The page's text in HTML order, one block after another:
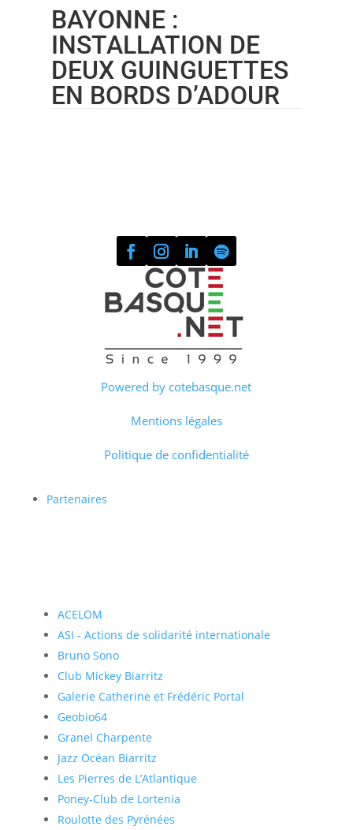
BAYONNE :
INSTALLATION DE
DEUX GUINGUETTES
EN BORDS D’ADOUR
Powered by cotebasque.net
Mentions légales
Politique de confidentialité
Partenaires
ACELOM
ASI - Actions de solidarité internationale
Bruno Sono
Club Mickey Biarritz
Galerie Catherine et Frédéric Portal
Geobio64
Granel Charpente
Jazz Océan Biarritz
Les Pierres de L’Atlantique
Poney-Club de Lortenia
Roulotte des Pyrénées